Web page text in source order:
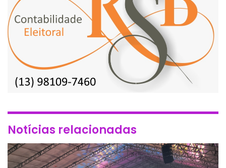
Notícias relacionadas